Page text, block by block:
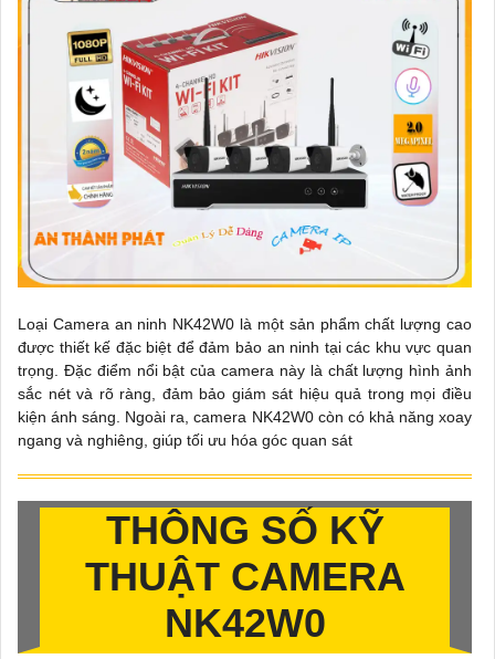
Loại Camera an ninh NK42W0 là một sản phẩm chất lượng cao
được thiết kế đặc biệt để đảm bảo an ninh tại các khu vực quan
trọng. Đặc điểm nổi bật của camera này là chất lượng hình ảnh
sắc nét và rõ ràng, đảm bảo giám sát hiệu quả trong mọi điều
kiện ánh sáng. Ngoài ra, camera NK42W0 còn có khả năng xoay
ngang và nghiêng, giúp tối ưu hóa góc quan sát
THÔNG SỐ KỸ
THUẬT CAMERA
NK42W0